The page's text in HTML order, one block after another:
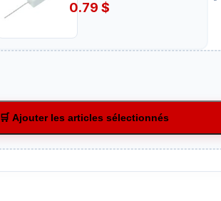
0.79 $
🛒 Ajouter les articles sélectionnés